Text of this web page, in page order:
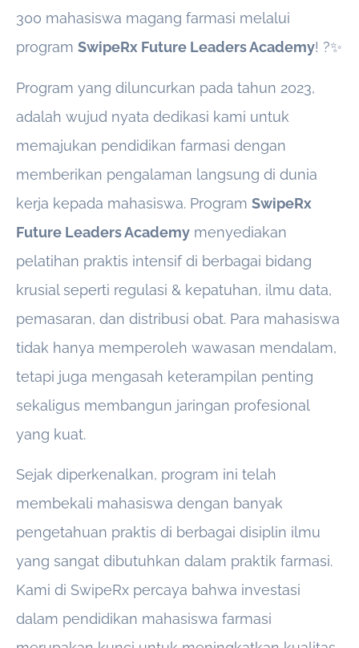
300 mahasiswa magang farmasi melalui
program SwipeRx Future Leaders Academy! ?✨
Program yang diluncurkan pada tahun 2023,
adalah wujud nyata dedikasi kami untuk
memajukan pendidikan farmasi dengan
memberikan pengalaman langsung di dunia
kerja kepada mahasiswa. Program SwipeRx
Future Leaders Academy menyediakan
pelatihan praktis intensif di berbagai bidang
krusial seperti regulasi & kepatuhan, ilmu data,
pemasaran, dan distribusi obat. Para mahasiswa
tidak hanya memperoleh wawasan mendalam,
tetapi juga mengasah keterampilan penting
sekaligus membangun jaringan profesional
yang kuat.
Sejak diperkenalkan, program ini telah
membekali mahasiswa dengan banyak
pengetahuan praktis di berbagai disiplin ilmu
yang sangat dibutuhkan dalam praktik farmasi.
Kami di SwipeRx percaya bahwa investasi
dalam pendidikan mahasiswa farmasi